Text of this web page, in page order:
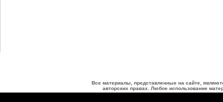
Все материалы, представленные на сайте,
авторских правах. Любое использование